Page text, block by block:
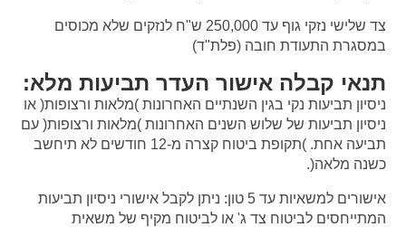
צד שלישי נזקי גוף עד 250,000 ש"ח לנזקים שלא מכוסים
במסגרת התעודת חובה (פלת"ד)
תנאי קבלה אישור העדר תביעות מלא:
ניסיון תביעות נקי בגין השנתיים האחרונות )מלאות ורצופות( או
ניסיון תביעות של שלוש השנים האחרונות )מלאות ורצופות( עם
תביעה אחת. )תקופת ביטוח קצרה מ-12 חודשים לא תיחשב
כשנה מלאה(.
אישורים למשאיות עד 5 טון: ניתן לקבל אישורי ניסיון תביעות
המתייחסים לביטוח צד ג' או לביטוח מקיף של משאית